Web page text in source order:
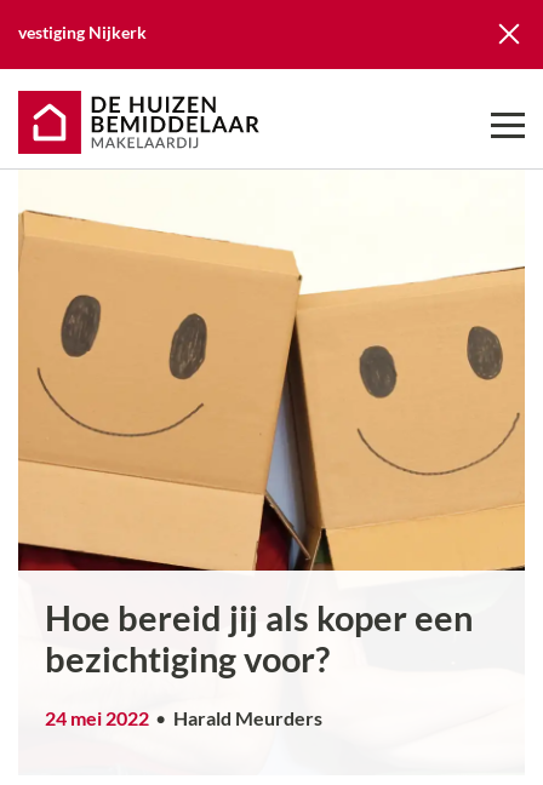
vestiging Nijkerk
Hoe bereid jij als koper een
bezichtiging voor?
24 mei 2022 Harald Meurders